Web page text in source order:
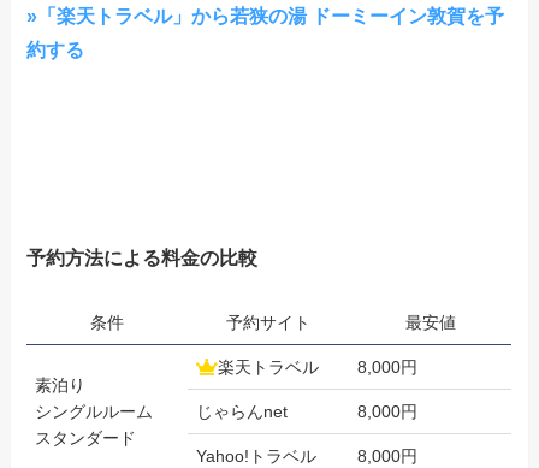
»「楽天トラベル」から若狭の湯 ドーミーイン敦賀を予
約する
予約方法による料金の比較
条件 予約サイト 最安値
素泊り
シングルルーム
スタンダード
楽天トラベル 8,000円
じゃらんnet 8,000円
Yahoo!トラベル 8,000円